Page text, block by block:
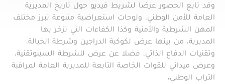
وقد تابع الحضور عرضا لشريط فيديو حول تاريخ المديرية
العامة للأمن الوطني، ولوحات استعراضية متنوعة تبرز مختلف
المهن الشرطية والأمنية وكذا الكفاءات التي تزخر بها
المديرية، من بينها عرض لكوكبة الدراجين وشرطة الخيالة،
وتقنيات الدفاع الذاتي، فضلا عن عرض للشرطة السينوتقنية،
وعرض ميداني للقوات الخاصة التابعة للمديرية العامة لمراقبة
التراب الوطني.